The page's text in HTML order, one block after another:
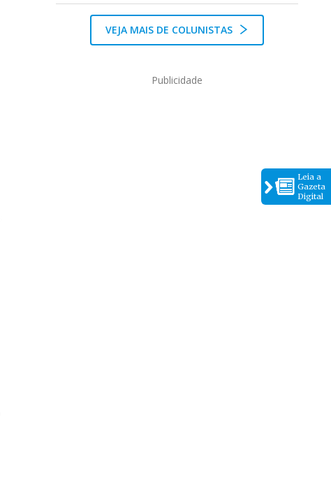
Leia a
Gazeta
Digital
VEJA MAIS DE COLUNISTAS
Publicidade